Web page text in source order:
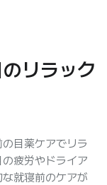
リラック
目薬ケアでリラ
疲労やドライア
就寝前のケアが